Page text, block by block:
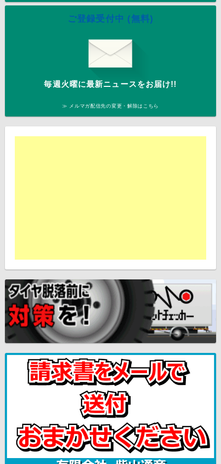
ご登録受付中 (無料)
毎週火曜に最新ニュースをお届け!!
≫ メルマガ配信先の変更・解除はこちら